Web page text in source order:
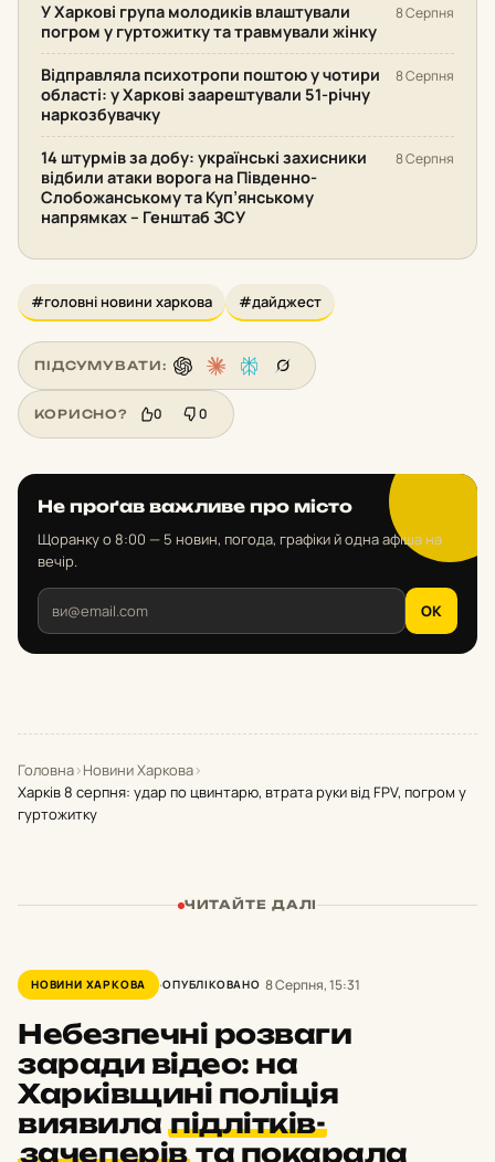
У Харкові група молодиків влаштували
погром у гуртожитку та травмували жінку
8 Серпня
Відправляла психотропи поштою у чотири
області: у Харкові заарештували 51-річну
наркозбувачку
8 Серпня
14 штурмів за добу: українські захисники
відбили атаки ворога на Південно-
Слобожанському та Куп’янському
напрямках – Генштаб ЗСУ
8 Серпня
#головні новини харкова #дайджест
ПІДСУМУВАТИ:
КОРИСНО? 0 0
Не проґав важливе про місто
Щоранку о 8:00 — 5 новин, погода, графіки й одна афіша на
вечір.
OK
Головна›Новини Харкова›
Харків 8 серпня: удар по цвинтарю, втрата руки від FPV, погром у
гуртожитку
ЧИТАЙТЕ ДАЛІ
НОВИНИ ХАРКОВА ОПУБЛІКОВАНО 8 Серпня, 15:31
Небезпечні розваги
заради відео: на
Харківщині поліція
виявилапідлітків-
зачеперівта покарала